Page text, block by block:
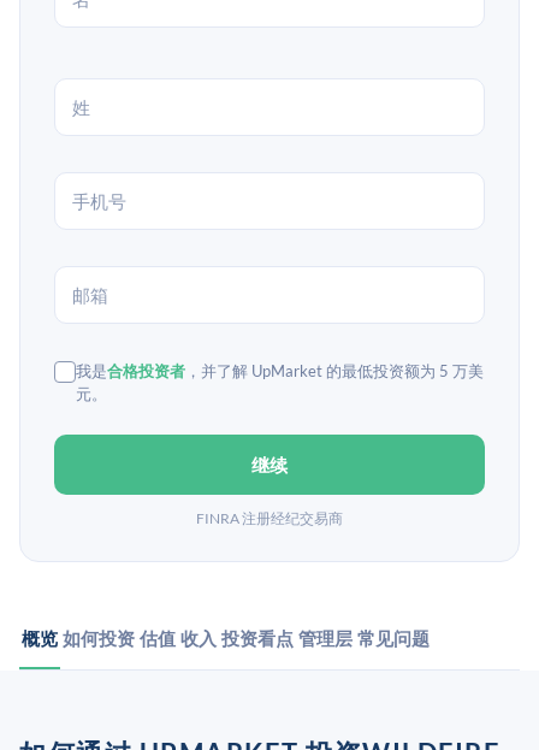
我是合格投资者 ，并了解 UpMarket 的最低投资额为 5 万美
元。
继续
FINRA 注册经纪交易商
概览 如何投资 估值 收入 投资看点 管理层 常见问题